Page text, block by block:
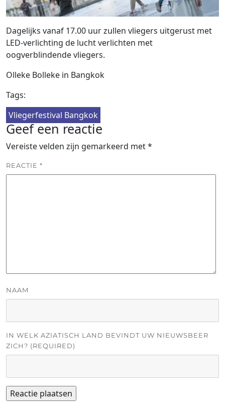
Dagelijks vanaf 17.00 uur zullen vliegers uitgerust met
LED-verlichting de lucht verlichten met
oogverblindende vliegers.
Olleke Bolleke in Bangkok
Tags:
Vliegerfestival Bangkok
Geef een reactie
Vereiste velden zijn gemarkeerd met*
REACTIE *
NAAM
IN WELK AZIATISCH LAND BEVINDT UW NIEUWSBEER
ZICH? (REQUIRED)